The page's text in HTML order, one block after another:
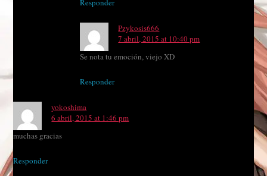
Responder
Pzykosis666
7 abril, 2015 at 10:40 pm
Se nota tu emoción, viejo XD
Responder
yokoshima
6 abril, 2015 at 1:46 pm
muchas gracias
Responder